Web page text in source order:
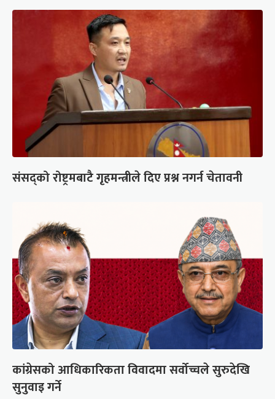
संसद्को रोष्ट्रमबाटै गृहमन्त्रीले दिए प्रश्न नगर्न चेतावनी
कांग्रेसको आधिकारिकता विवादमा सर्वोच्चले सुरुदेखि
सुनुवाइ गर्ने